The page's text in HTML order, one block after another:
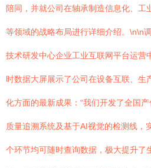
陪同，并就公司在轴承制造信息化、工
等领域的战略布局进行详细介绍。\n\n
技术研发中心企业工业互联网平台运营
时数据大屏展示了公司在设备互联、生
化方面的最新成果：“我们开发了全国
质量追溯系统及基于AI视觉的检测线，
个环节均可随时查询数据，极大提升了